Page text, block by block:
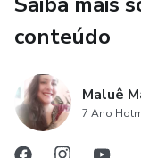
oferece
do assunto e te
alvo de influências
4. Acesso online e
conteúdo
Maluê
7 Ano